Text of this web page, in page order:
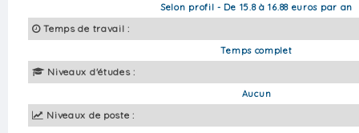
Selon profil - De 15.8 à 16.88 euros par an
Temps de travail :
Temps complet
Niveaux d'études :
Aucun
Niveaux de poste :